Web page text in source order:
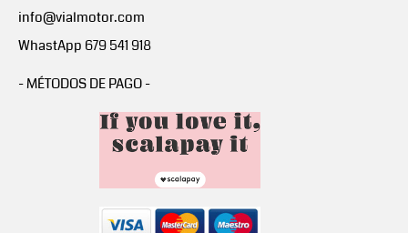
info@vialmotor.com
WhastApp 679 541 918
- MÉTODOS DE PAGO -